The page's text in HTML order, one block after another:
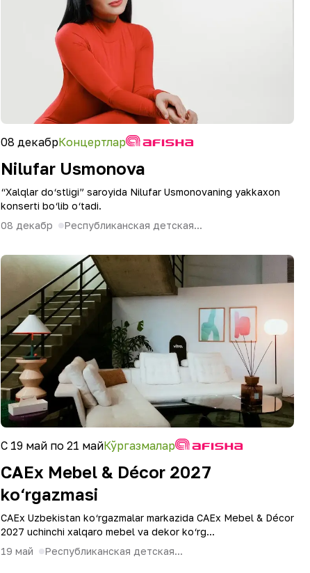
08 декабрКонцертлар
Nilufar Usmonova
“Xalqlar do‘stligi” saroyida Nilufar Usmonovaning yakkaxon
konserti bo‘lib o‘tadi.
08 декабр
Республиканская детская...
С 19 май по 21 майКўргазмалар
CAEx Mebel & Décor 2027
ko‘rgazmasi
CAEx Uzbekistan ko‘rgazmalar markazida CAEx Mebel & Décor
2027 uchinchi xalqaro mebel va dekor ko‘rg...
19 май
Республиканская детская...